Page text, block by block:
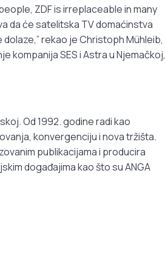
ZDF is irreplaceable in many
da će satelitska TV domaćinstva
rekao je Christoph Mühleib,
kompanija SES i Astra u Njemačkoj,
Od 1992. godine radi kao
konvergenciju i nova tržišta.
publikacijama i producira
događajima kao što su ANGA